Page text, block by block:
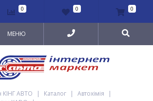
0 0 0
МЕНЮ
КІНГ АВТО | Каталог | Автохімія
|